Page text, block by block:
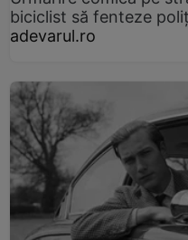
biciclist să fenteze
adevarul.ro